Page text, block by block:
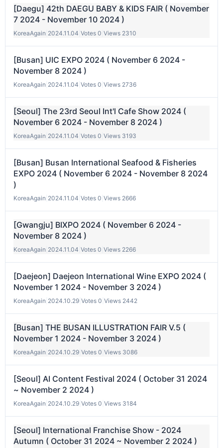
[Daegu] 42th DAEGU BABY & KIDS FAIR ( November
7 2024 - November 10 2024 )
KoreaAgain 2024.11.04 Votes 0 Views 2310
[Busan] UIC EXPO 2024 ( November 6 2024 -
November 8 2024 )
KoreaAgain 2024.11.04 Votes 0 Views 2736
[Seoul] The 23rd Seoul Int'l Cafe Show 2024 (
November 6 2024 - November 8 2024 )
KoreaAgain 2024.11.04 Votes 0 Views 3193
[Busan] Busan International Seafood & Fisheries
EXPO 2024 ( November 6 2024 - November 8 2024
)
KoreaAgain 2024.11.04 Votes 0 Views 2666
[Gwangju] BIXPO 2024 ( November 6 2024 -
November 8 2024 )
KoreaAgain 2024.11.04 Votes 0 Views 2266
[Daejeon] Daejeon International Wine EXPO 2024 (
November 1 2024 - November 3 2024 )
KoreaAgain 2024.10.29 Votes 0 Views 2442
[Busan] THE BUSAN ILLUSTRATION FAIR V.5 (
November 1 2024 - November 3 2024 )
KoreaAgain 2024.10.29 Votes 0 Views 3086
[Seoul] AI Content Festival 2024 ( October 31 2024
~ November 2 2024 )
KoreaAgain 2024.10.29 Votes 0 Views 3184
[Seoul] International Franchise Show - 2024
Autumn ( October 31 2024 ~ November 2 2024 )